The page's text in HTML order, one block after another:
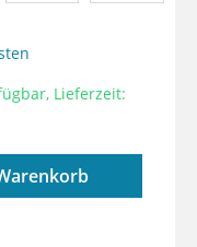
Lieferzeit: